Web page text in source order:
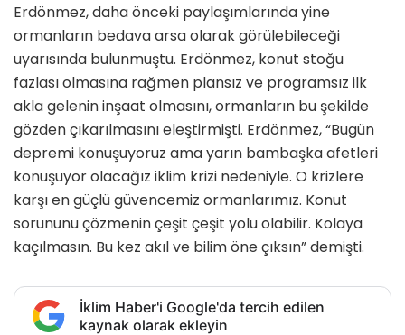
Erdönmez, daha önceki paylaşımlarında yine
ormanların bedava arsa olarak görülebileceği
uyarısında bulunmuştu. Erdönmez, konut stoğu
fazlası olmasına rağmen plansız ve programsız ilk
akla gelenin inşaat olmasını, ormanların bu şekilde
gözden çıkarılmasını eleştirmişti. Erdönmez, “Bugün
depremi konuşuyoruz ama yarın bambaşka afetleri
konuşuyor olacağız iklim krizi nedeniyle. O krizlere
karşı en güçlü güvencemiz ormanlarımız. Konut
sorununu çözmenin çeşit çeşit yolu olabilir. Kolaya
kaçılmasın. Bu kez akıl ve bilim öne çıksın” demişti.
İklim Haber'i Google'da tercih edilen
kaynak olarak ekleyin